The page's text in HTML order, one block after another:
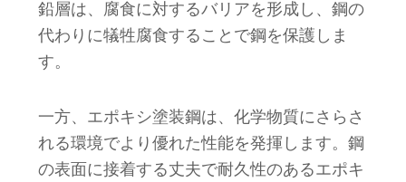
鉛層は、腐食に対するバリアを形成し、鋼の
代わりに犠牲腐食することで鋼を保護しま
す。
一方、エポキシ塗装鋼は、化学物質にさらさ
れる環境でより優れた性能を発揮します。鋼
の表面に接着する丈夫で耐久性のあるエポキ